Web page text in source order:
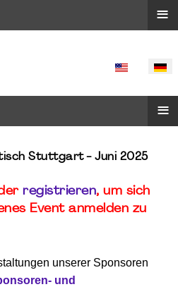
SPRACHE
≡
Stuttgart - Juni 2025
registrieren, um sich
Event anmelden zu
unserer Sponsoren
und
≡